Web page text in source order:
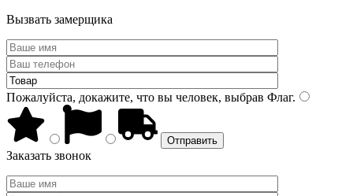
Вызвать замерщика
Пожалуйста, докажите, что вы человек, выбрав Флаг.
Заказать звонок